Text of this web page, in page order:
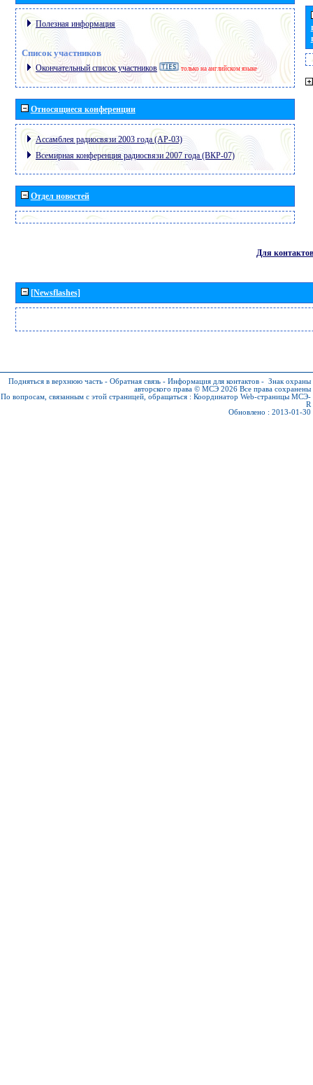
Полезная информация
Список участников
Окончательный список участников только на английском языке
Относящиеся конференции
Ассамблея радиосвязи 2003 года (АР-03)
Всемирная конференция радиосвязи 2007 года (ВКР-07)
Отдел новостей
Для контактов
[Newsflashes]
Подняться в верхнюю часть - Обратная связь - Информация для контактов - Знак охраны
авторского права © МСЭ 2026 Все права сохранены
По вопросам, связанным с этой страницей, обращаться : Координатор Web-страницы МСЭ-
R
Обновлено : 2013-01-30